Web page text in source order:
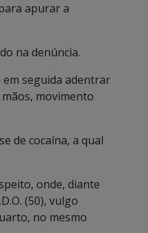
apurar a
na denúncia.
seguida adentrar
movimento
de cocaína, a qual
onde, diante
(50), vulgo
no mesmo